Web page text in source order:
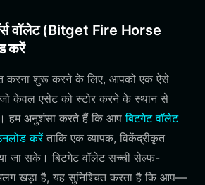
वॉलेट (Bitget Fire Horse
करें
करना शुरू करने के लिए, आपको एक ऐसे
केवल एसेट को स्टोर करने के स्थान से
हम अनुशंसा करते हैं कि आपबिटगेट वॉलेट
करेंताकि एक व्यापक, विकेंद्रीकृत
जा सके। बिटगेट वॉलेट सच्ची सेल्फ-
खड़ा है, यह सुनिश्चित करता है कि आप—